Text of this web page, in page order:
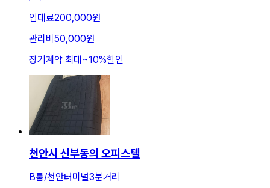
임대료200,000원
관리비 50,000원
장기계약 최대~10%할인
천안시 신부동의 오피스텔
B룸/천안터미널3분거리